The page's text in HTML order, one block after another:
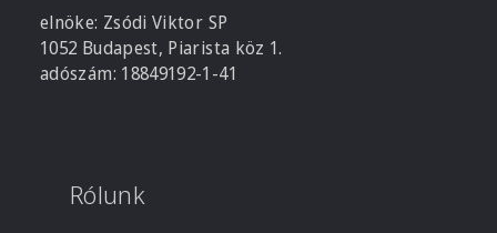
elnöke: Zsódi Viktor SP
1052 Budapest, Piarista köz 1.
adószám: 18849192-1-41
Rólunk